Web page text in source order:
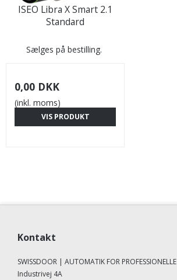
ISEO Libra X Smart 2.1
Standard
Sælges på bestilling.
0,00 DKK
(inkl. moms)
VIS PRODUKT
Kontakt
SWISSDOOR | AUTOMATIK FOR PROFESSIONELLE
Industrivej 4A